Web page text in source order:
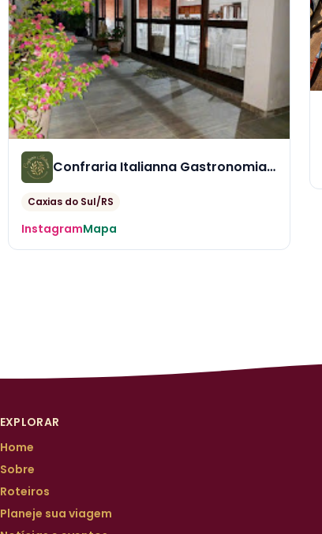
Confraria Italianna Gastronomia & Eventos
Caxias do Sul/RS
InstagramMapa
EXPLORAR
Home
Sobre
Roteiros
Planeje sua viagem